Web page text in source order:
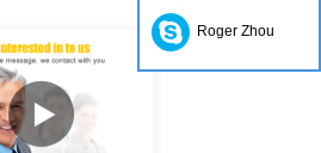
Roger Zhou